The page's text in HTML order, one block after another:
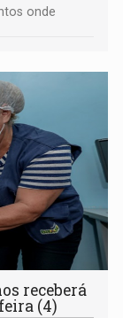
onde
receberá
(4)